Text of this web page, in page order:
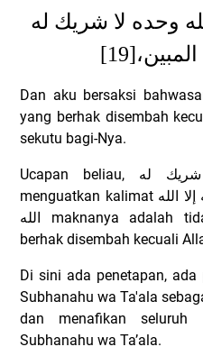
وحده لا شريك له
[19]
Dan aku bersaksi
yang berhak disembah
sekutu bagi-Nya.
Ucapan beliau, له
menguatkan kalimat إلا الله
الله maknanya adalah
berhak disembah kecuali
Di sini ada penetapan,
Subhanahu wa Ta'ala
dan menafikan seluruh
Subhanahu wa Ta’ala.